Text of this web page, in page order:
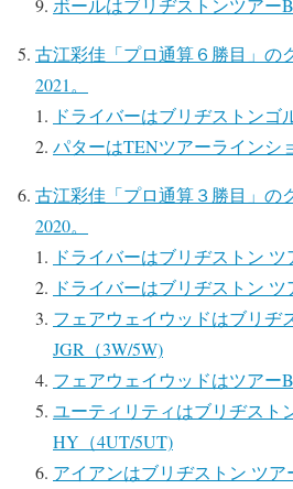
ボールはブリヂストンツアーB
古江彩佳「プロ通算６勝目」の
2021。
ドライバーはブリヂストンゴ
パターはTENツアーラインシ
古江彩佳「プロ通算３勝目」の
2020。
ドライバーはブリヂストン ツ
ドライバーはブリヂストン
フェアウェイウッドはブリヂ
JGR（3W/5W)
フェアウェイウッドはツアー
ユーティリティはブリヂスト
HY（4UT/5UT)
アイアンはブリヂストン ツア